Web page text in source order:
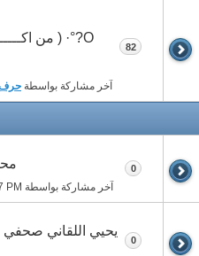
آخر مشاركة بواسطة
82
آخر مشاركة بواسطة PM
0
يحيي اللقاني صحفي
0